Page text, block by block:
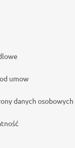
umow
danych osobowych